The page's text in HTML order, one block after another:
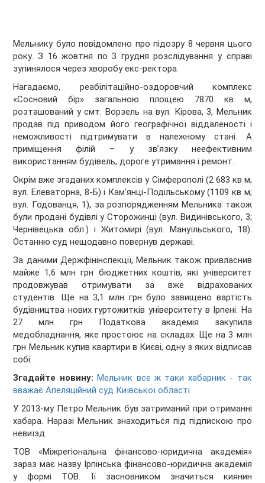
Мельнику було повідомлено про підозру 8 червня цього
року. З 16 жовтня по 3 грудня розслідування у справі
зупинялося через хворобу екс-ректора.
Нагадаємо, реабілітаційно-оздоровчий комплекс
«Сосновий бір» загальною площею 7870 кв м,
розташований у смт. Ворзель на вул. Кірова, 3, Мельник
продав під приводом його географічної віддаленості і
неможливості підтримувати в належному стані. А
приміщення філій – у зв’язку неефективним
використанням будівель, дороге утримання і ремонт.
Окрім вже згаданих комплексів у Сімферополі (2 683 кв м;
вул. Елеваторна, 8-Б) і Кам’янці-Подільському (1109 кв м;
вул. Годованця, 1), за розпорядженням Мельника також
були продані будівлі у Сторожинці (вул. Видинівського, 3;
Чернівецька обл.) і Житомирі (вул. Мануїльського, 18).
Останню суд нещодавно повернув державі.
За даними Держфінінспекції, Мельник також привласнив
майже 1,6 млн грн бюджетних коштів, які університет
продовжував отримувати за вже відрахованих
студентів. Ще на 3,1 млн грн було завищено вартість
будівництва нових гуртожитків університету в Ірпені. На
27 млн грн Податкова академія закупила
медобладнання, яке простоює на складах. Ще на 3 млн
грн Мельник купив квартири в Києві, одну з яких відписав
собі.
Згадайте новину:Мельник все ж таки хабарник - так
вважає Апеляційний суд Київської області
У 2013-му Петро Мельник був затриманий при отриманні
хабара. Наразі Мельник знаходиться під підпискою про
невиїзд.
ТОВ «Міжрегіональна фінансово-юридична академія»
зараз має назву Ірпінська фінансово-юридична академія
у формі ТОВ. Її засновником значиться киянин